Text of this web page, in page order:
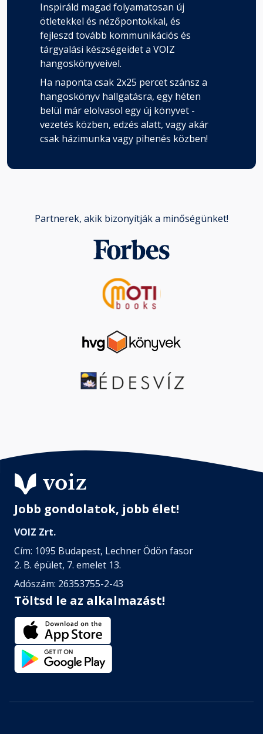
Inspiráld magad folyamatosan új
ötletekkel és nézőpontokkal, és
fejleszd tovább kommunikációs és
tárgyalási készségeidet a VOIZ
hangoskönyveivel.
Ha naponta csak 2x25 percet szánsz a
hangoskönyv hallgatásra, egy héten
belül már elolvasol egy új könyvet -
vezetés közben, edzés alatt, vagy akár
csak házimunka vagy pihenés közben!
Partnerek, akik bizonyítják a minőségünket!
Jobb gondolatok, jobb élet!
VOIZ Zrt.
Cím: 1095 Budapest, Lechner Ödön fasor
2. B. épület, 7. emelet 13.
Adószám: 26353755-2-43
Töltsd le az alkalmazást!